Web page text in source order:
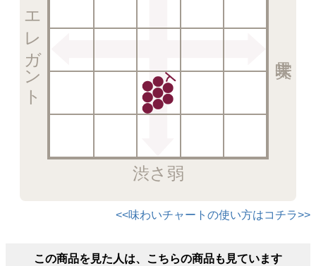
渋さ弱
エレガント
<<味わいチャートの使い方はコチラ>>
この商品を見た人は、こちらの商品も見ています